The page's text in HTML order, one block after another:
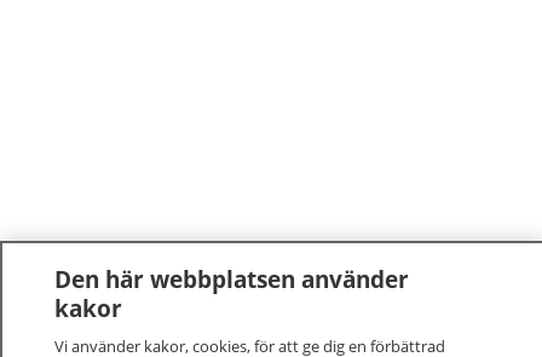
Den här webbplatsen använder
kakor
Vi använder kakor, cookies, för att ge dig en förbättrad